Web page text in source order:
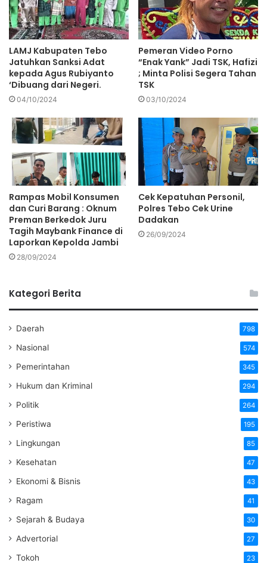
LAMJ Kabupaten Tebo
Jatuhkan Sanksi Adat
kepada Agus Rubiyanto
‘Dibuang dari Negeri.
04/10/2024
Pemeran Video Porno
“Enak Yank” Jadi TSK, Hafizi
; Minta Polisi Segera Tahan
TSK
03/10/2024
Rampas Mobil Konsumen
dan Curi Barang : Oknum
Preman Berkedok Juru
Tagih Maybank Finance di
Laporkan Kepolda Jambi
28/09/2024
Cek Kepatuhan Personil,
Polres Tebo Cek Urine
Dadakan
26/09/2024
Kategori Berita
Daerah 798
Nasional 574
Pemerintahan 345
Hukum dan Kriminal 294
Politik 264
Peristiwa 195
Lingkungan 85
Kesehatan 47
Ekonomi & Bisnis 43
Ragam 41
Sejarah & Budaya 30
Advertorial 27
Tokoh 23